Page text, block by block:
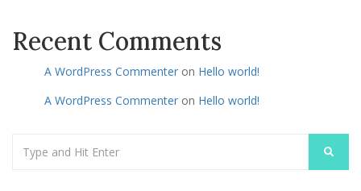
Recent Comments
A WordPress Commenter on Hello world!
A WordPress Commenter on Hello world!